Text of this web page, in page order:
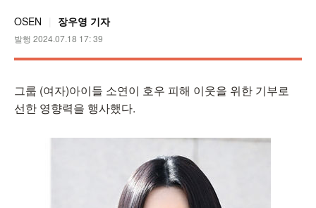
OSEN 장우영 기자
발행 2024.07.18 17: 39
그룹 (여자)아이들 소연이 호우 피해 이웃을 위한 기부로
선한 영향력을 행사했다.